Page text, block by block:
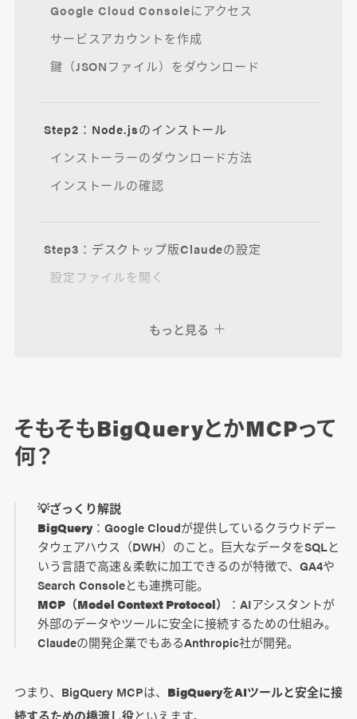
Google Cloud Consoleにアクセス
サービスアカウントを作成
鍵（JSONファイル）をダウンロード
Step2：Node.jsのインストール
インストーラーのダウンロード方法
インストールの確認
Step3：デスクトップ版Claudeの設定
設定ファイルを開く
🔰 1.数値状況の確認
📊 2.データをもとに分析する
💡 より良い回答を得るコツ
よくある質問
Q.「BigQuery が表示されない」または
Claudeを表示したらエラーになった
Q.「テーブル/データが見つからない」と言わ
Q.分析中にエラーが多発する
もっと見る
そもそもBigQueryとかMCPって
何？
💡ざっくり解説
BigQuery：Google Cloudが提供しているクラウドデー
タウェアハウス（DWH）のこと。巨大なデータをSQLと
いう言語で高速＆柔軟に加工できるのが特徴で、GA4や
Search Consoleとも連携可能。
MCP（Model Context Protocol）
：AIアシスタントが
外部のデータやツールに安全に接続するための仕組み。
Claudeの開発企業でもあるAnthropic社が開発。
つまり、BigQuery MCPは、 BigQueryをAIツールと安全に接
続するための橋渡し役といえます。